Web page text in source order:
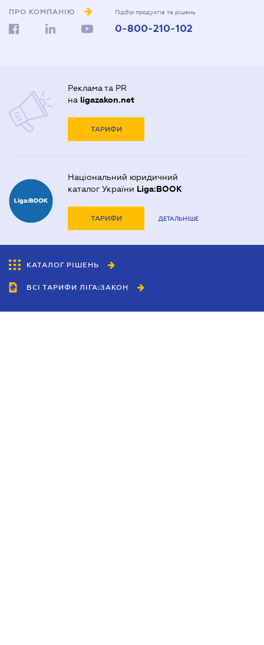
ПРО КОМПАНІЮ Підбір продуктів та рішень
0-800-210-102
Реклама та PR
на ligazakon.net
ТАРИФИ
Національний юридичний
каталог України Liga:BOOK
ТАРИФИ ДЕТАЛЬНІШЕ
КАТАЛОГ РІШЕНЬ
ВСІ ТАРИФИ ЛІГА:ЗАКОН